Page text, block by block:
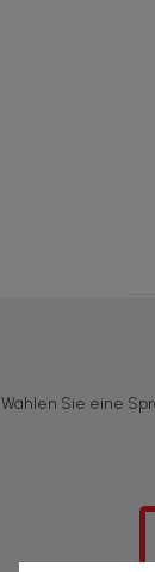
Wählen Sie eine